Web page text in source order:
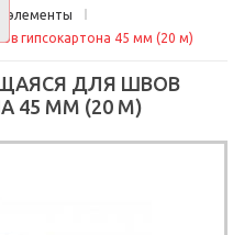
элементы
гипсокартона 45 мм (20 м)
ДЛЯ ШВОВ
45 ММ (20 М)